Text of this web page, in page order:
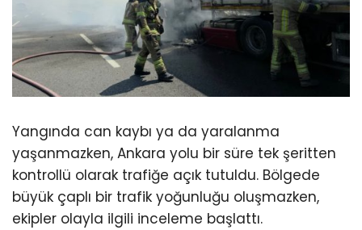
Yangında can kaybı ya da yaralanma
yaşanmazken, Ankara yolu bir süre tek şeritten
kontrollü olarak trafiğe açık tutuldu. Bölgede
büyük çaplı bir trafik yoğunluğu oluşmazken,
ekipler olayla ilgili inceleme başlattı.